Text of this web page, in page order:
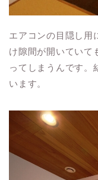
エアコンの目隠し用
け隙間が開いていて
ってしまうんです。
います。